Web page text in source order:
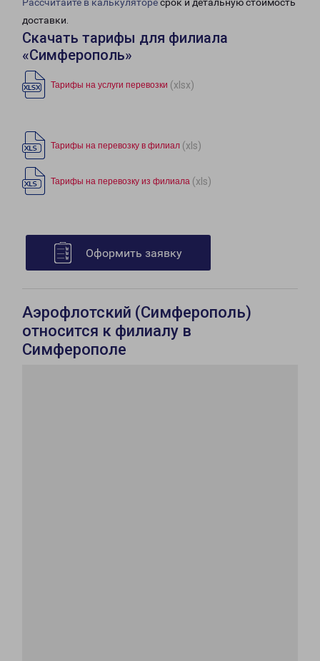
Рассчитайте в калькуляторесрок и детальную стоимость
доставки.
Скачать тарифы для филиала
«Симферополь»
Тарифы на услуги перевозки (xlsx)
Тарифы на перевозку в филиал (xls)
Тарифы на перевозку из филиала (xls)
Оформить заявку
Аэрофлотский (Симферополь)
относится к филиалу в
Симферополе